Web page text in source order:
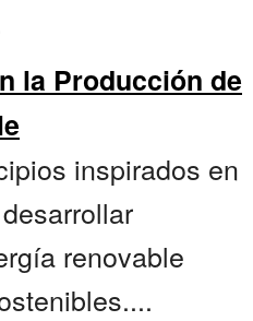
la Producción de
inspirados en
renovable